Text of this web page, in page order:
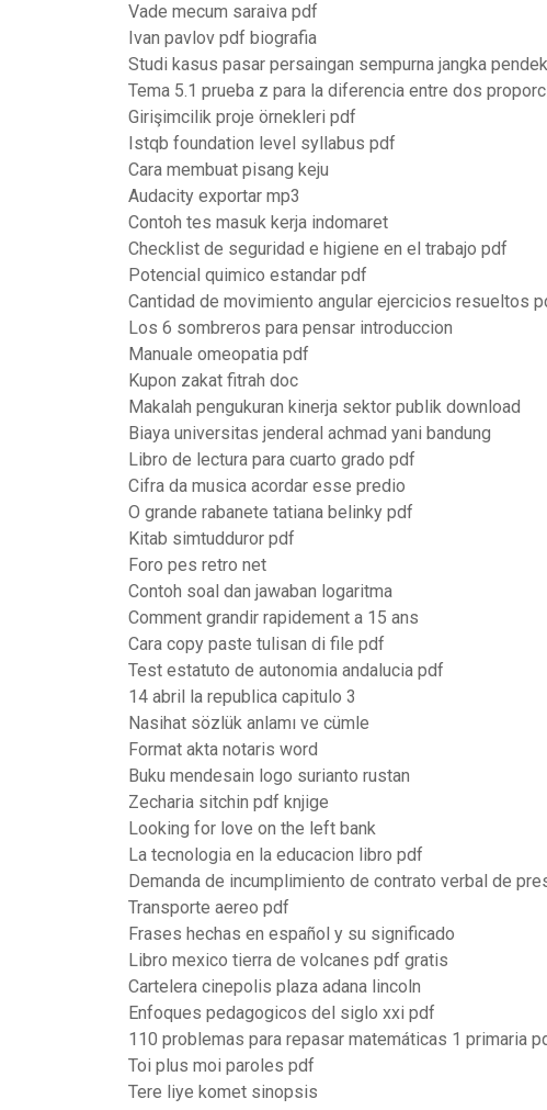
Vade mecum saraiva pdf
Ivan pavlov pdf biografia
Studi kasus pasar persaingan sempurna jangka pendek
Tema 5.1 prueba z para la diferencia entre dos
Girişimcilik proje örnekleri pdf
Istqb foundation level syllabus pdf
Cara membuat pisang keju
Audacity exportar mp3
Contoh tes masuk kerja indomaret
Checklist de seguridad e higiene en el trabajo pdf
Potencial quimico estandar pdf
Cantidad de movimiento angular ejercicios resueltos
Los 6 sombreros para pensar introduccion
Manuale omeopatia pdf
Kupon zakat fitrah doc
Makalah pengukuran kinerja sektor publik download
Biaya universitas jenderal achmad yani bandung
Libro de lectura para cuarto grado pdf
Cifra da musica acordar esse predio
O grande rabanete tatiana belinky pdf
Kitab simtudduror pdf
Foro pes retro net
Contoh soal dan jawaban logaritma
Comment grandir rapidement a 15 ans
Cara copy paste tulisan di file pdf
Test estatuto de autonomia andalucia pdf
14 abril la republica capitulo 3
Nasihat sözlük anlamı ve cümle
Format akta notaris word
Buku mendesain logo surianto rustan
Zecharia sitchin pdf knjige
Looking for love on the left bank
La tecnologia en la educacion libro pdf
Demanda de incumplimiento de contrato verbal de
Transporte aereo pdf
Frases hechas en español y su significado
Libro mexico tierra de volcanes pdf gratis
Cartelera cinepolis plaza adana lincoln
Enfoques pedagogicos del siglo xxi pdf
110 problemas para repasar matemáticas 1 primaria
Toi plus moi paroles pdf
Tere liye komet sinopsis